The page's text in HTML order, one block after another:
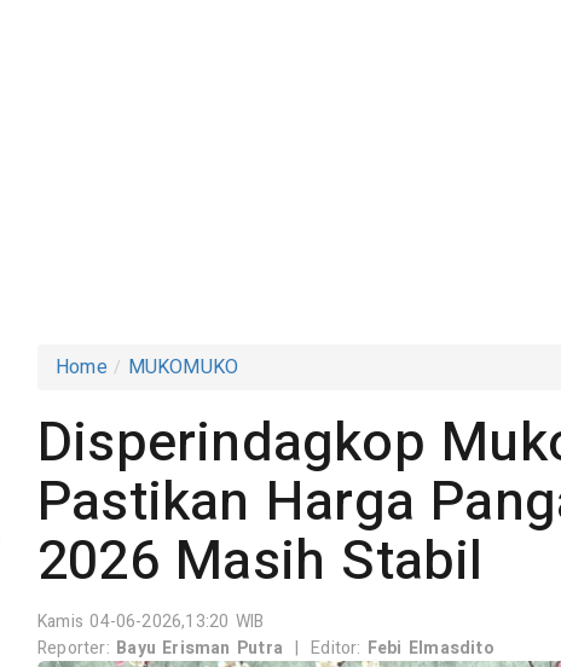
Home MUKOMUKO
Disperindagkop
Pastikan Harga
2026 Masih Stabil
Kamis 04-06-2026,13:20 WIB
Reporter: Bayu Erisman Putra | Editor: Febi Elmasdito